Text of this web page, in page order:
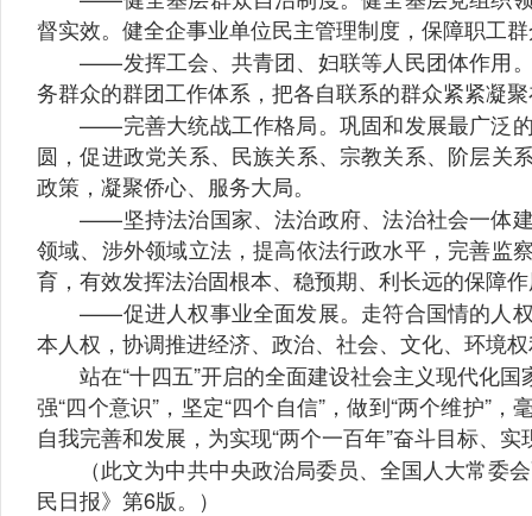
督实效。健全企事业单位民主管理制度，保障职工
——发挥工会、共青团、妇联等人民团体作用。
务群众的群团工作体系，把各自联系的群众紧紧凝
——完善大统战工作格局。巩固和发展最广泛的
圆，促进政党关系、民族关系、宗教关系、阶层关
政策，凝聚侨心、服务大局。
——坚持法治国家、法治政府、法治社会一体建
领域、涉外领域立法，提高依法行政水平，完善监
育，有效发挥法治固根本、稳预期、利长远的保障
——促进人权事业全面发展。走符合国情的人权
本人权，协调推进经济、政治、社会、文化、环境
站在“十四五”开启的全面建设社会主义现代化国
强“四个意识”，坚定“四个自信”，做到“两个维护”
自我完善和发展，为实现“两个一百年”奋斗目标、
（此文为中共中央政治局委员、全国人大常委会
民日报》第6版。）